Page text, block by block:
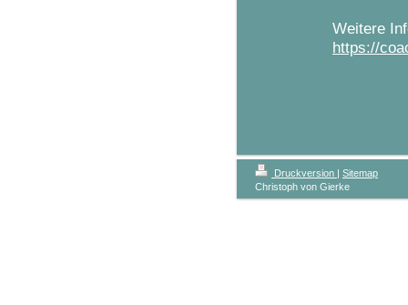
Weitere
https://
Druckversion | Sitemap
Christoph von Gierke